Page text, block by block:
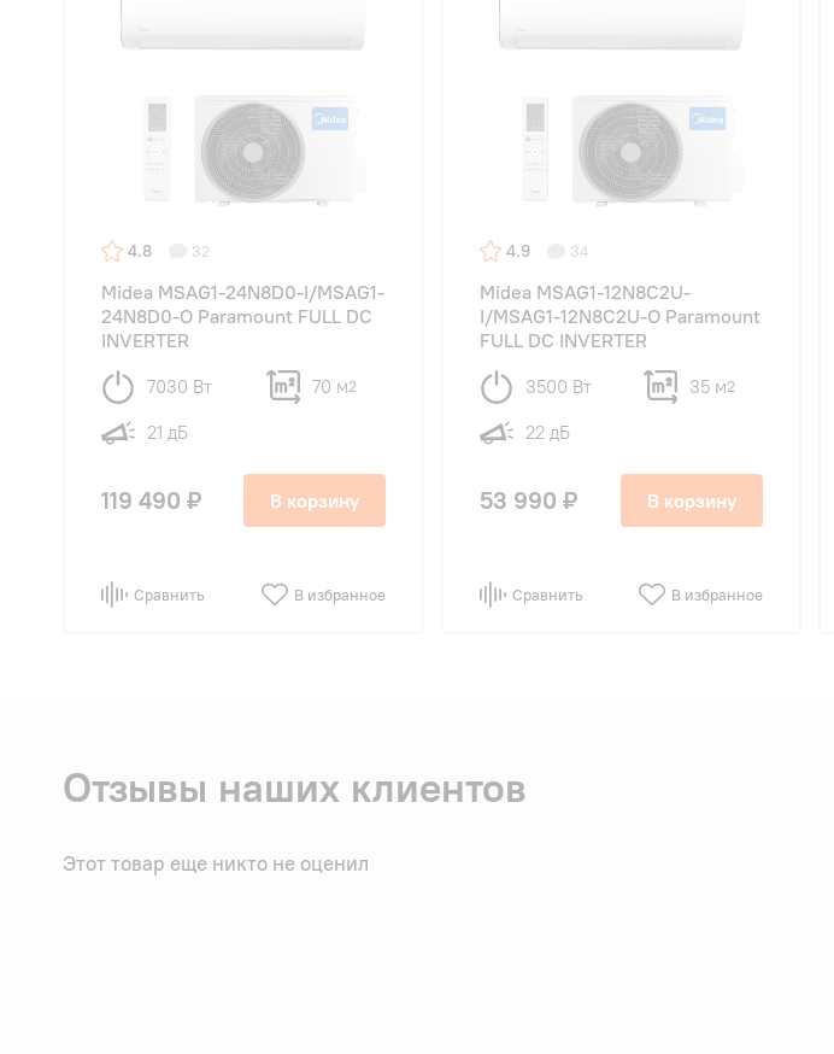
4.8 32
Midea MSAG1-24N8D0-I/MSAG1-
24N8D0-O Paramount FULL DC
INVERTER
7030 Вт 70 м2
21 дБ
119 490 ₽ В корзину
Сравнить В избранное
4.9 34
Midea MSAG1-12N8C2U-
I/MSAG1-12N8C2U-O Paramount
FULL DC INVERTER
3500 Вт 35 м2
22 дБ
53 990 ₽ В корзину
Сравнить В избранное
Отзывы наших клиентов
Этот товар еще никто не оценил